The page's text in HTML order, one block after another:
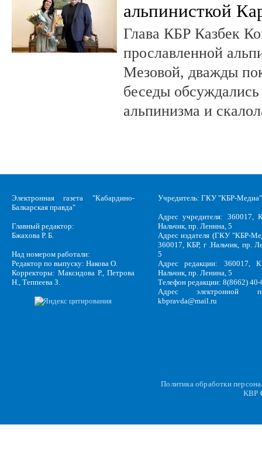
альпинисткой
Глава КБР Казбек
прославленной
Мезовой, дважды
беседы
альпинизма и
Электронная газета "Кабардино-
Балкарская правда"
Главный редактор:
Бжахова Р. Б.
Над номером работали:
Редактор по выпуску: Накова О.
Корректоры: Максидова Р., Петрова
Н., Теппеева З.
Учредитель: ГКУ "КБР-Медиа"
Адрес учредителя: 360017,
Нальчик, пр. Ленина, 5
Адрес издателя (ГКУ "КБР-
360017, КБР, г .Нальчик, пр.
5
Адрес редакции: 360017,
Нальчик, пр. Ленина, 5
Телефон редакции: 8(8662)
Адрес электронной
kbpravda@mail.ru
Политика обработки
KBP